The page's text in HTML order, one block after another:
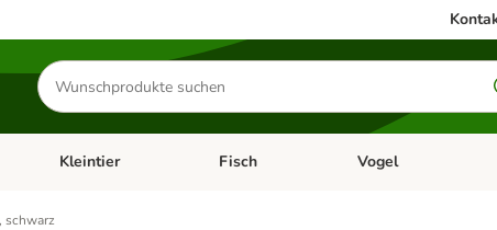
Produkte
suchen
& Zubehör
Kategorie-Menü öffnen: Hundefutter & Zubehör
Kleintier Kategorie-Menü öffnen: Kleintier
Fisch Kategorie-Menü
Vogel
schwarz